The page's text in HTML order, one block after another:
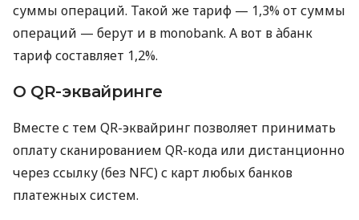
суммы операций. Такой же тариф — 1,3% от суммы
операций — берут и в monobank. А вот в àбанк
тариф составляет 1,2%.
О QR-эквайринге
Вместе с тем QR-эквайринг позволяет принимать
оплату сканированием QR-кода или дистанционно
через ссылку (без NFC) с карт любых банков
платежных систем.